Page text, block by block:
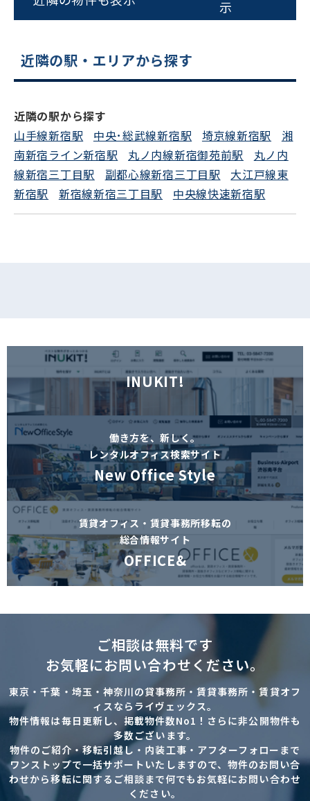
電話でお問い合わせ
示
近隣の駅・エリアから探す
近隣の駅から探す
山手線新宿駅
中央･総武線新宿駅 埼京線新宿駅
湘
南新宿ライン新宿駅
丸ノ内線新宿御苑前駅
丸ノ内
線新宿三丁目駅
副都心線新宿三丁目駅
大江戸線東
新宿駅
新宿線新宿三丁目駅 中央線快速新宿駅
INUKIT!
働き方を、新しく。
レンタルオフィス検索サイト
New Office Style
賃貸オフィス・賃貸事務所移転の
総合情報サイト
OFFICE&
ご相談は無料です
お気軽にお問い合わせください。
東京・千葉・埼玉・神奈川の貸事務所・賃貸事務所・賃貸オフ
ィスならライヴェックス。
物件情報は毎日更新し、掲載物件数No1！さらに非公開物件も
多数ございます。
物件のご紹介・移転引越し・内装工事・アフターフォローまで
ワンストップで一括サポートいたしますので、物件のお問い合
わせから移転に関するご相談まで何でもお気軽にお問い合わせ
ください。